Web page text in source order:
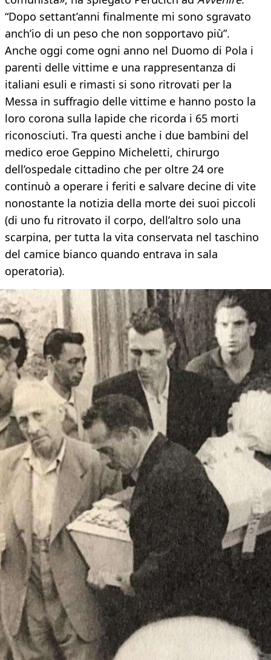
“Dopo settant’anni finalmente mi sono sgravato
anch’io di un peso che non sopportavo più”.
Anche oggi come ogni anno nel Duomo di Pola i
parenti delle vittime e una rappresentanza di
italiani esuli e rimasti si sono ritrovati per la
Messa in suffragio delle vittime e hanno posto la
loro corona sulla lapide che ricorda i 65 morti
riconosciuti. Tra questi anche i due bambini del
medico eroe Geppino Micheletti, chirurgo
dell’ospedale cittadino che per oltre 24 ore
continuò a operare i feriti e salvare decine di vite
nonostante la notizia della morte dei suoi piccoli
(di uno fu ritrovato il corpo, dell’altro solo una
scarpina, per tutta la vita conservata nel taschino
del camice bianco quando entrava in sala
operatoria).